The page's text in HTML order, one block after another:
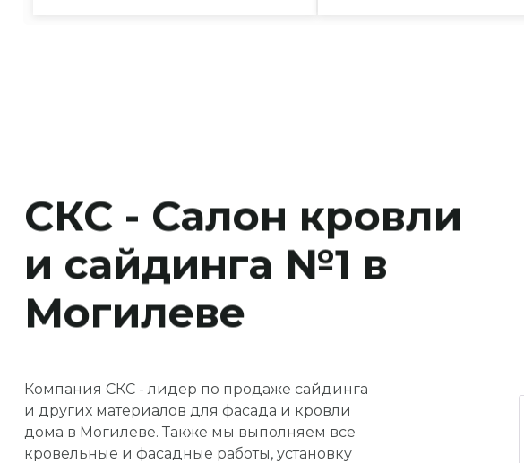
СКС - Салон кровли
и сайдинга №1 в
Могилеве
Компания СКС - лидер по продаже сайдинга
и других материалов для фасада и кровли
дома в Могилеве. Также мы выполняем все
кровельные и фасадные работы, установку